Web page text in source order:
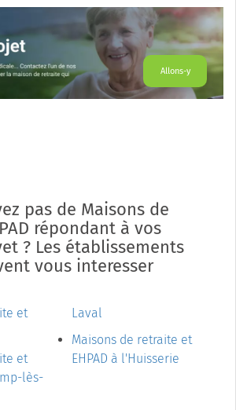
Allons-y
pas de Maisons de
répondant à vos
? Les établissements
vous interesser
et
et
lès-
Laval
Maisons de retraite et
EHPAD à l'Huisserie